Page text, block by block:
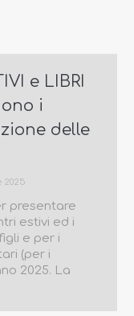
e LIBRI
i
delle
2025
presentare
estivi ed i
e per i
(per i
2025. La